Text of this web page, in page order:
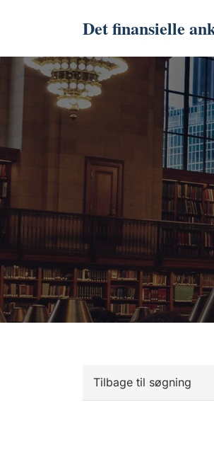
Det finansielle
Tilbage til søgning